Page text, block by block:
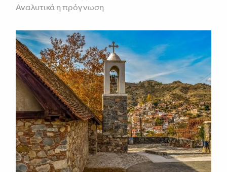
Αναλυτικά η πρόγνωση